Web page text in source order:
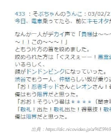
出典：https://dic.nicovideo.jp/a/